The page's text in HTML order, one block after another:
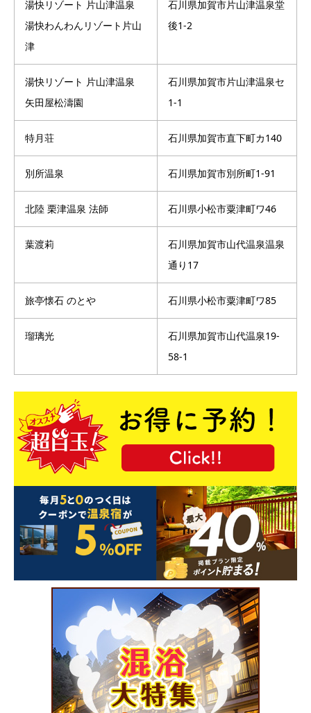
湯快リゾート 片山津温泉
湯快わんわんリゾート片山
津
石川県加賀市片山津温泉堂
後1-2
湯快リゾート 片山津温泉
矢田屋松濤園
石川県加賀市片山津温泉セ
1-1
特月荘 石川県加賀市直下町カ140
別所温泉 石川県加賀市別所町1-91
北陸 栗津温泉 法師 石川県小松市粟津町ワ46
葉渡莉
石川県加賀市山代温泉温泉
通り17
旅亭懐石 のとや 石川県小松市粟津町ワ85
瑠璃光
石川県加賀市山代温泉19-
58-1